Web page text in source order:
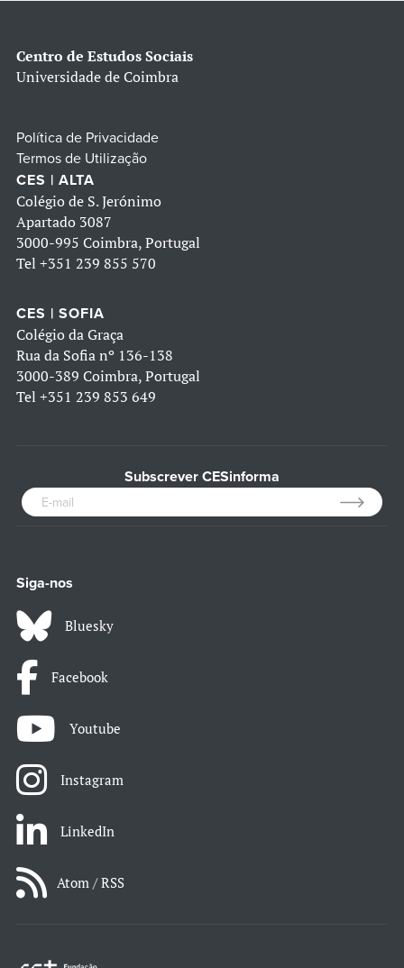
Centro de Estudos Sociais
Universidade de Coimbra
Política de Privacidade
Termos de Utilização
CES | ALTA
Colégio de S. Jerónimo
Apartado 3087
3000-995 Coimbra, Portugal
Tel +351 239 855 570
CES | SOFIA
Colégio da Graça
Rua da Sofia nº 136-138
3000-389 Coimbra, Portugal
Tel +351 239 853 649
Subscrever CESinforma
Siga-nos
Bluesky
Facebook
Youtube
Instagram
LinkedIn
Atom / RSS